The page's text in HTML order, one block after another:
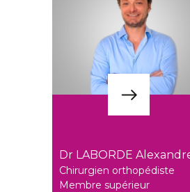
Dr LABORDE
Chirurgien orthopédiste
Membre supérieur